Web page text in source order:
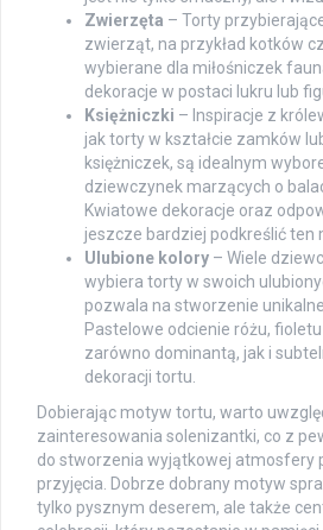
Zwierzęta – Torty
zwierząt, na przykład kotków
wybierane dla miłośniczek
dekoracje w postaci lukru lub
Księżniczki – Inspiracje z
jak torty w kształcie zamków
księżniczek, są idealnym
dziewczynek marzących o
Kwiatowe dekoracje oraz
jeszcze bardziej podkreślić ten
Ulubione kolory – Wiele
wybiera torty w swoich
pozwala na stworzenie
Pastelowe odcienie różu,
zarówno dominantą, jak i
dekoracji tortu.
Dobierając motyw tortu, warto
zainteresowania solenizantki, co z
do stworzenia wyjątkowej atmosfery
przyjęcia. Dobrze dobrany motyw
tylko pysznym deserem, ale także